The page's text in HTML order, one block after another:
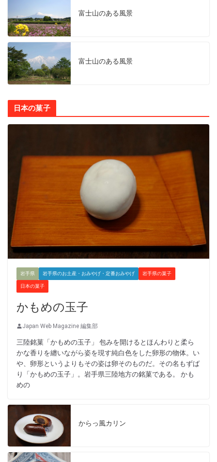
富士山のある風景
富士山のある風景
日本の菓子
岩手県 岩手県のお土産・おみやげ・定番おみやげ 岩手県の菓子
日本の菓子
かもめの玉子
Japan Web Magazine 編集部
三陸銘菓「かもめの玉子」 包みを開けるとほんわりと柔ら
かな香りを纏いながら姿を現す純白色をした卵形の物体。い
や、卵形というよりもその姿は卵そのものだ。その名もずば
り「かもめの玉子」。岩手県三陸地方の銘菓である。 かも
めの
からっ風カリン